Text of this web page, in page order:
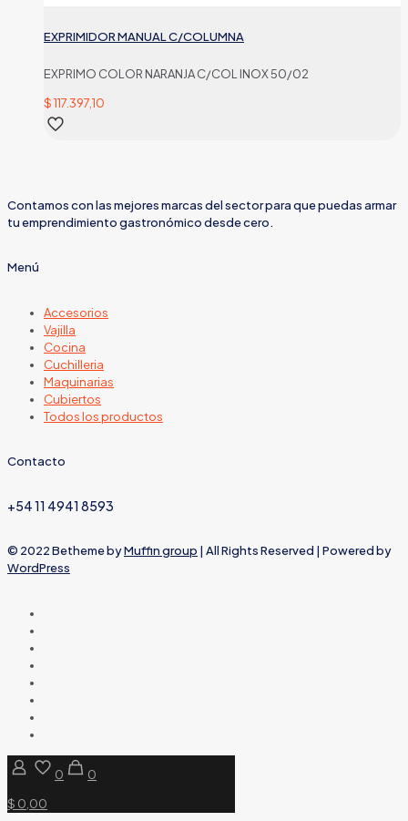
EXPRIMIDOR MANUAL C/COLUMNA
EXPRIMO COLOR NARANJA C/COL INOX 50/02
$117.397,10
Contamos con las mejores marcas del sector para que puedas armar
tu emprendimiento gastronómico desde cero.
Menú
Accesorios
Vajilla
Cocina
Cuchilleria
Maquinarias
Cubiertos
Todos los productos
Contacto
+54 11 4941 8593
© 2022 Betheme byMuffin group | All Rights Reserved | Powered by
WordPress
0
0
$ 0,00